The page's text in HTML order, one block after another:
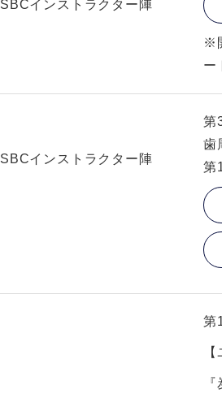
SBCインストラクター陣
※
ー
SBCインストラクター陣
第
歯
第
第